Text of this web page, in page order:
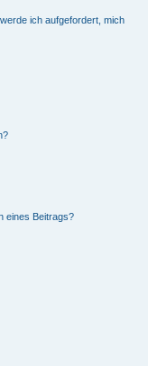
ich aufgefordert, mich
eines Beitrags?